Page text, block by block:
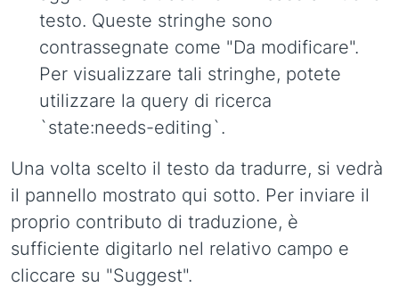
testo. Queste stringhe sono
contrassegnate come "Da modificare".
Per visualizzare tali stringhe, potete
utilizzare la query di ricerca
`state:needs-editing`.
Una volta scelto il testo da tradurre, si vedrà
il pannello mostrato qui sotto. Per inviare il
proprio contributo di traduzione, è
sufficiente digitarlo nel relativo campo e
cliccare su "Suggest".